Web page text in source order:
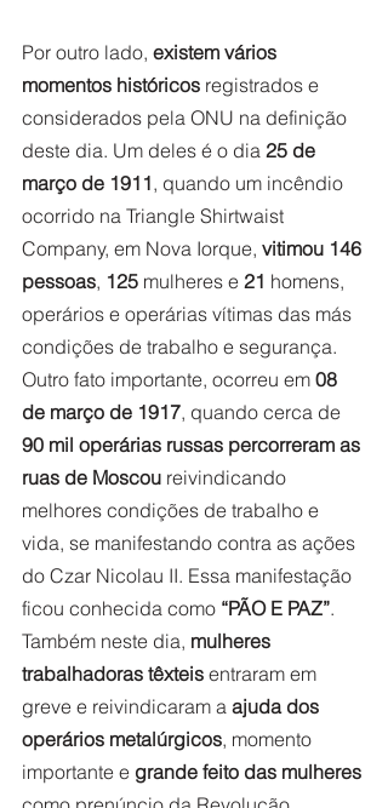
Por outro lado, existem vários
momentos históricos registrados e
considerados pela ONU na definição
deste dia. Um deles é o dia 25 de
março de 1911, quando um incêndio
ocorrido na Triangle Shirtwaist
Company, em Nova Iorque, vitimou 146
pessoas, 125 mulheres e 21 homens,
operários e operárias vítimas das más
condições de trabalho e segurança.
Outro fato importante, ocorreu em 08
de março de 1917, quando cerca de
90 mil operárias russas percorreram as
ruas de Moscou reivindicando
melhores condições de trabalho e
vida, se manifestando contra as ações
do Czar Nicolau II. Essa manifestação
ficou conhecida como “PÃO E PAZ”.
Também neste dia, mulheres
trabalhadoras têxteis entraram em
greve e reivindicaram a ajuda dos
operários metalúrgicos, momento
importante e grande feito das mulheres